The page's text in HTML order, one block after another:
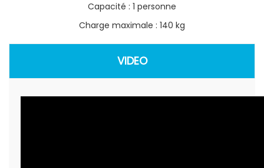
Capacité : 1 personne
Charge maximale : 140 kg
VIDEO